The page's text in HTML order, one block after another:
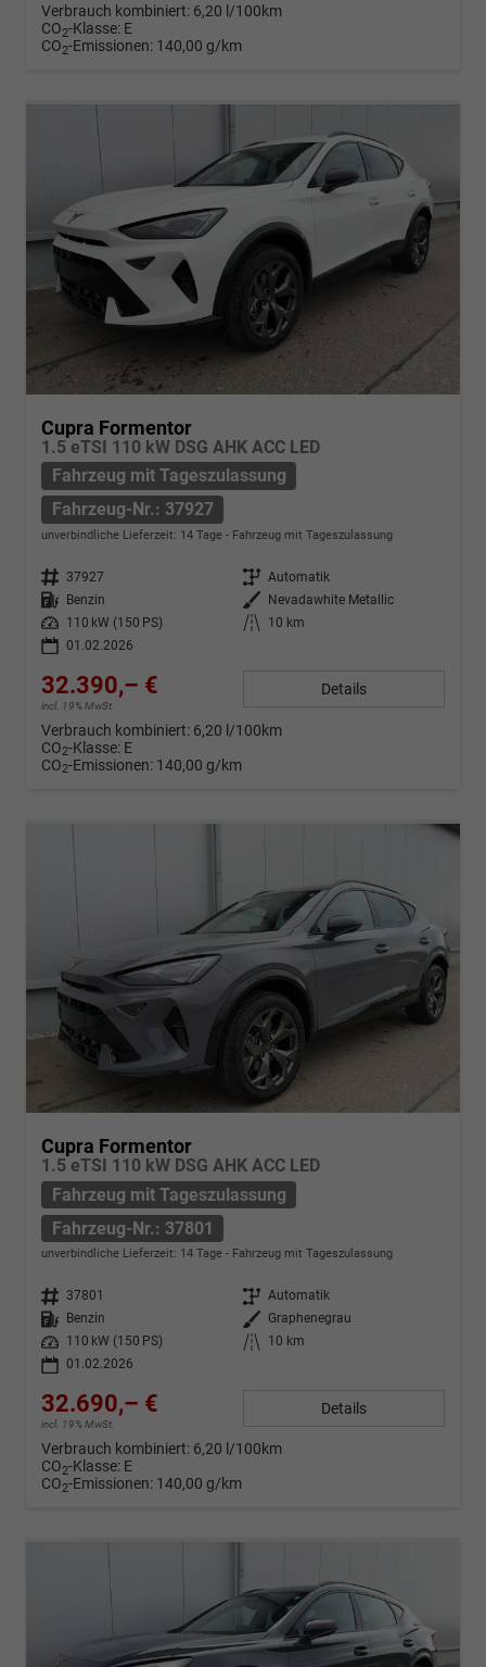
Verbrauch kombiniert: 6,20 l/100km
CO2-Klasse: E
CO2-Emissionen: 140,00 g/km
Cupra Formentor
1.5 eTSI 110 kW DSG AHK ACC LED
Fahrzeug mit Tageszulassung
Fahrzeug-Nr.: 37927
unverbindliche Lieferzeit: 14 Tage Fahrzeug mit Tageszulassung
Fahrzeug-Nr. 37927 Getriebe Automatik
Kraftstoff Benzin Außenfarbe
Nevadawhite Metallic
Leistung
110 kW (150 PS) Kilometerstand
10 km
01.02.2026
32.390,– €
incl. 19% MwSt.
Details
Verbrauch kombiniert: 6,20 l/100km
CO2-Klasse: E
CO2-Emissionen: 140,00 g/km
Cupra Formentor
1.5 eTSI 110 kW DSG AHK ACC LED
Fahrzeug mit Tageszulassung
Fahrzeug-Nr.: 37801
unverbindliche Lieferzeit: 14 Tage Fahrzeug mit Tageszulassung
Fahrzeug-Nr. 37801 Getriebe Automatik
Kraftstoff
Benzin Außenfarbe
Graphenegrau
Leistung
110 kW (150 PS) Kilometerstand
10 km
01.02.2026
32.690,– €
incl. 19% MwSt.
Details
Verbrauch kombiniert: 6,20 l/100km
CO2-Klasse: E
CO2-Emissionen: 140,00 g/km